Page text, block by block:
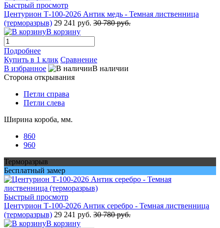
Быстрый просмотр
Центурион Т-100-2026 Антик медь - Темная лиственница
(терморазрыв) 29 241 руб. 30 780 руб.
В корзину
Подробнее
Купить в 1 клик Сравнение
В избранное
В наличии
Сторона открывания
Петли справа
Петли слева
Ширина короба, мм.
860
960
Терморазрыв
Бесплатный замер
Быстрый просмотр
Центурион Т-100-2026 Антик серебро - Темная лиственница
(терморазрыв) 29 241 руб. 30 780 руб.
В корзину